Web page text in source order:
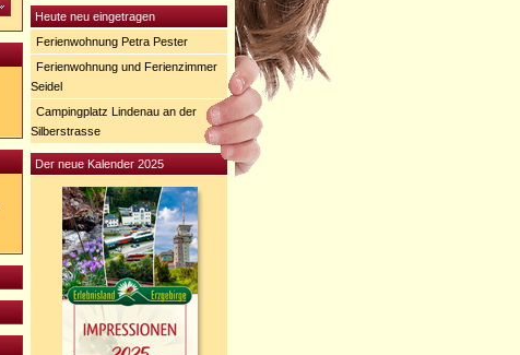
Heute neu eingetragen
Ferienwohnung Petra Pester
Ferienwohnung und Ferienzimmer
Seidel
Campingplatz Lindenau an der
Silberstrasse
Der neue Kalender 2025